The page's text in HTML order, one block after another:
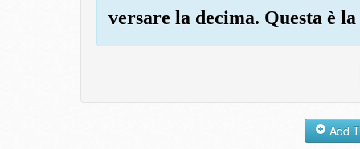
versare la decima. Questa è